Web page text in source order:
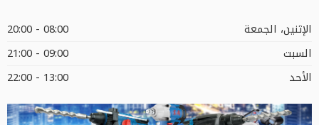
الإثنين، الجمعة
08:00 - 20:00
السبت
09:00 - 21:00
الأحد
13:00 - 22:00